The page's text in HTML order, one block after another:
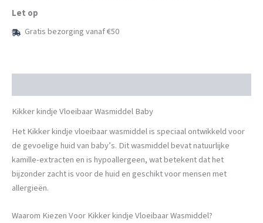
Let op
Gratis bezorging vanaf €50
Kikker kindje Vloeibaar Wasmiddel Baby
Het Kikker kindje vloeibaar wasmiddel is speciaal ontwikkeld voor
de gevoelige huid van baby’s. Dit wasmiddel bevat natuurlijke
kamille-extracten en is hypoallergeen, wat betekent dat het
bijzonder zacht is voor de huid en geschikt voor mensen met
allergieën.
Waarom Kiezen Voor Kikker kindje Vloeibaar Wasmiddel?